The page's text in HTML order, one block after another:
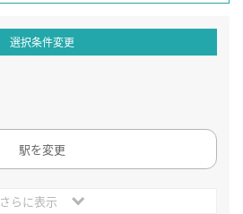
選択条件変更
駅を変更
さらに表示